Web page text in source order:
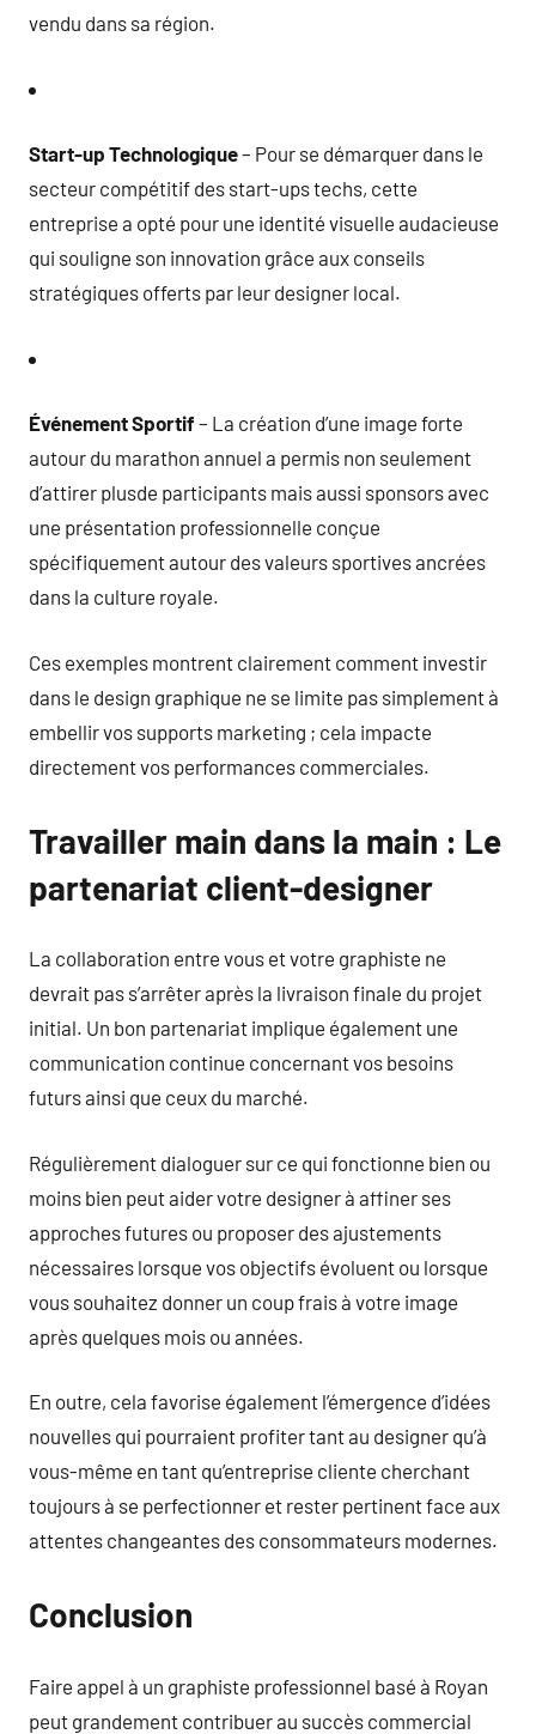
vendu dans sa région.
Start-up Technologique– Pour se démarquer dans le
secteur compétitif des start-ups techs, cette
entreprise a opté pour une identité visuelle audacieuse
qui souligne son innovation grâce aux conseils
stratégiques offerts par leur designer local.
Événement Sportif – La création d’une image forte
autour du marathon annuel a permis non seulement
d’attirer plusde participants mais aussi sponsors avec
une présentation professionnelle conçue
spécifiquement autour des valeurs sportives ancrées
dans la culture royale.
Ces exemples montrent clairement comment investir
dans le design graphique ne se limite pas simplement à
embellir vos supports marketing ; cela impacte
directement vos performances commerciales.
Travailler main dans la main : Le
partenariat client-designer
La collaboration entre vous et votre graphiste ne
devrait pas s’arrêter après la livraison finale du projet
initial. Un bon partenariat implique également une
communication continue concernant vos besoins
futurs ainsi que ceux du marché.
Régulièrement dialoguer sur ce qui fonctionne bien ou
moins bien peut aider votre designer à affiner ses
approches futures ou proposer des ajustements
nécessaires lorsque vos objectifs évoluent ou lorsque
vous souhaitez donner un coup frais à votre image
après quelques mois ou années.
En outre, cela favorise également l’émergence d’idées
nouvelles qui pourraient profiter tant au designer qu’à
vous-même en tant qu’entreprise cliente cherchant
toujours à se perfectionner et rester pertinent face aux
attentes changeantes des consommateurs modernes.
Conclusion
Faire appel à un graphiste professionnel basé à Royan
peut grandement contribuer au succès commercial